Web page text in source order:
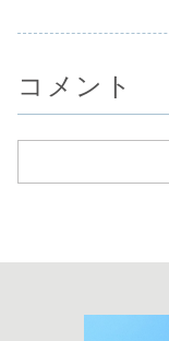
コメント